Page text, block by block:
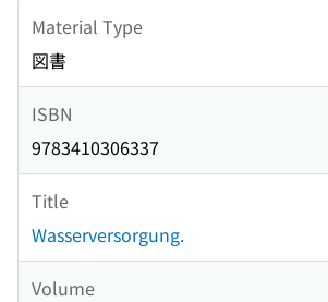
Material Type
図書
ISBN
9783410306337
Title
Wasserversorgung.
Volume